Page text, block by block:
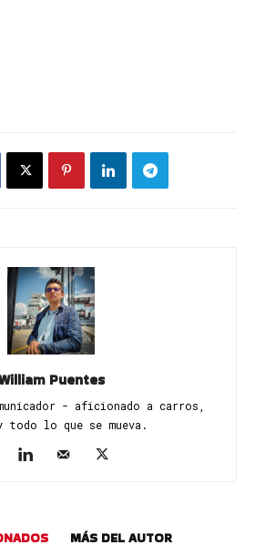
Puentes
- aficionado a carros,
todo lo que se mueva.
MÁS DEL AUTOR